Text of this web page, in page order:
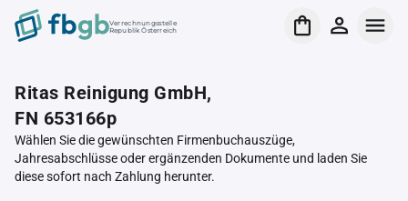
Verrechnungsstelle
Republik Österreich
Ritas Reinigung GmbH,
FN 653166p
Wählen Sie die gewünschten Firmenbuchauszüge,
Jahresabschlüsse oder ergänzenden Dokumente und laden Sie
diese sofort nach Zahlung herunter.